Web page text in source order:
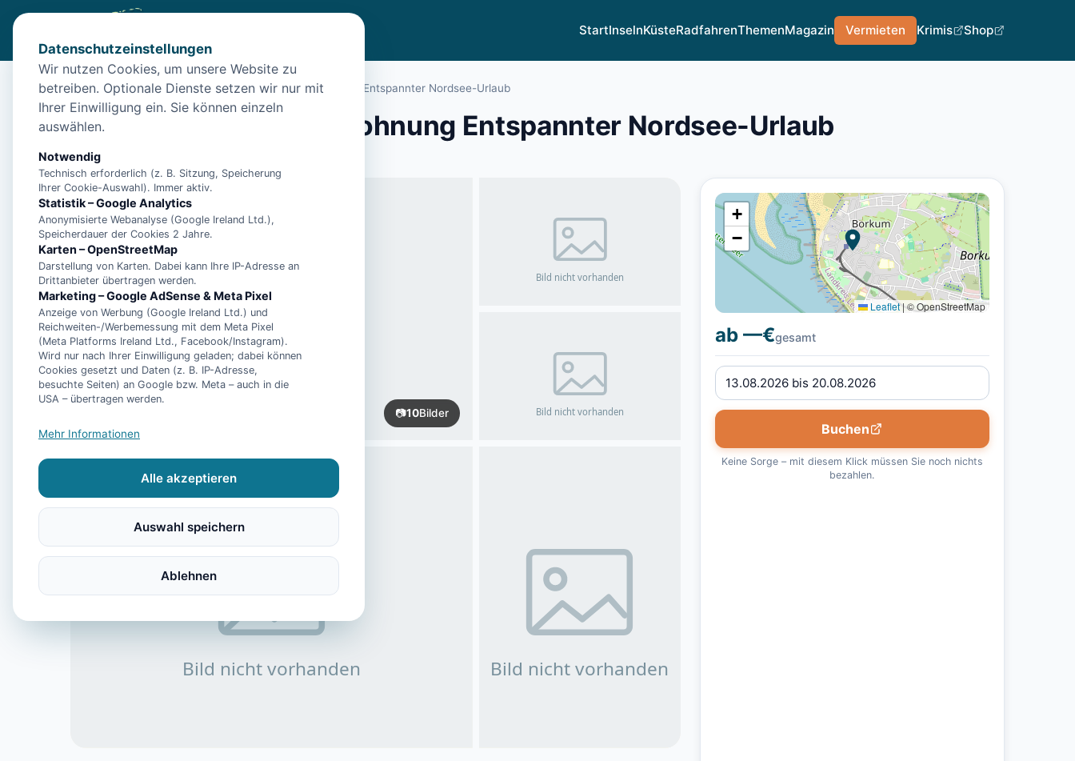
StartInselnKüsteRadfahrenThemenMagazin Vermieten Krimis Shop
Start Unterkünfte Borkum/Insel Borkum: Ferienwohnung Entspannter Nordsee-Urlaub
Insel Borkum: Ferienwohnung Entspannter Nordsee-Urlaub
26757 Borkum
📷10Bilder
+
−
Leaflet|© OpenStreetMap
ab —€gesamt
Buchen
Keine Sorge – mit diesem Klick müssen Sie noch nichts
bezahlen.
Datenschutzeinstellungen
Wir nutzen Cookies, um unsere Website zu
betreiben. Optionale Dienste setzen wir nur mit
Ihrer Einwilligung ein. Sie können einzeln
auswählen.
Notwendig
Technisch erforderlich (z. B. Sitzung, Speicherung
Ihrer Cookie-Auswahl). Immer aktiv.
Statistik – Google Analytics
Anonymisierte Webanalyse (Google Ireland Ltd.),
Speicherdauer der Cookies 2 Jahre.
Karten – OpenStreetMap
Darstellung von Karten. Dabei kann Ihre IP-Adresse an
Drittanbieter übertragen werden.
Marketing – Google AdSense & Meta Pixel
Anzeige von Werbung (Google Ireland Ltd.) und
Reichweiten-/Werbemessung mit dem Meta Pixel
(Meta Platforms Ireland Ltd., Facebook/Instagram).
Wird nur nach Ihrer Einwilligung geladen; dabei können
Cookies gesetzt und Daten (z. B. IP-Adresse,
besuchte Seiten) an Google bzw. Meta – auch in die
USA – übertragen werden.
Mehr Informationen
Alle akzeptieren
Auswahl speichern
Ablehnen